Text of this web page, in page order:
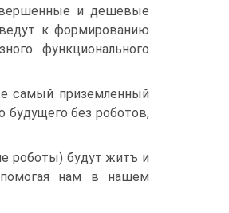
и дешевые
к формированию
функционального
самый приземленный
будущего без роботов,
роботы) будут житъ и
нам в нашем